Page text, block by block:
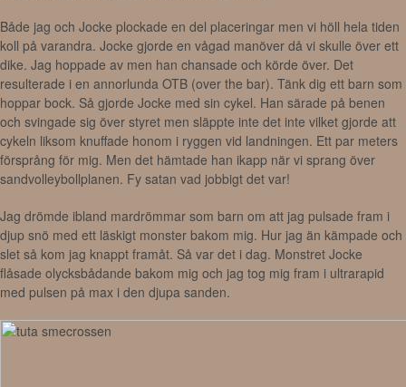
Både jag och Jocke plockade en del placeringar men vi höll hela tiden
koll på varandra. Jocke gjorde en vågad manöver då vi skulle över ett
dike. Jag hoppade av men han chansade och körde över. Det
resulterade i en annorlunda OTB (over the bar). Tänk dig ett barn som
hoppar bock. Så gjorde Jocke med sin cykel. Han särade på benen
och svingade sig över styret men släppte inte det inte vilket gjorde att
cykeln liksom knuffade honom i ryggen vid landningen. Ett par meters
försprång för mig. Men det hämtade han ikapp när vi sprang över
sandvolleybollplanen. Fy satan vad jobbigt det var!
Jag drömde ibland mardrömmar som barn om att jag pulsade fram i
djup snö med ett läskigt monster bakom mig. Hur jag än kämpade och
slet så kom jag knappt framåt. Så var det i dag. Monstret Jocke
flåsade olycksbådande bakom mig och jag tog mig fram i ultrarapid
med pulsen på max i den djupa sanden.